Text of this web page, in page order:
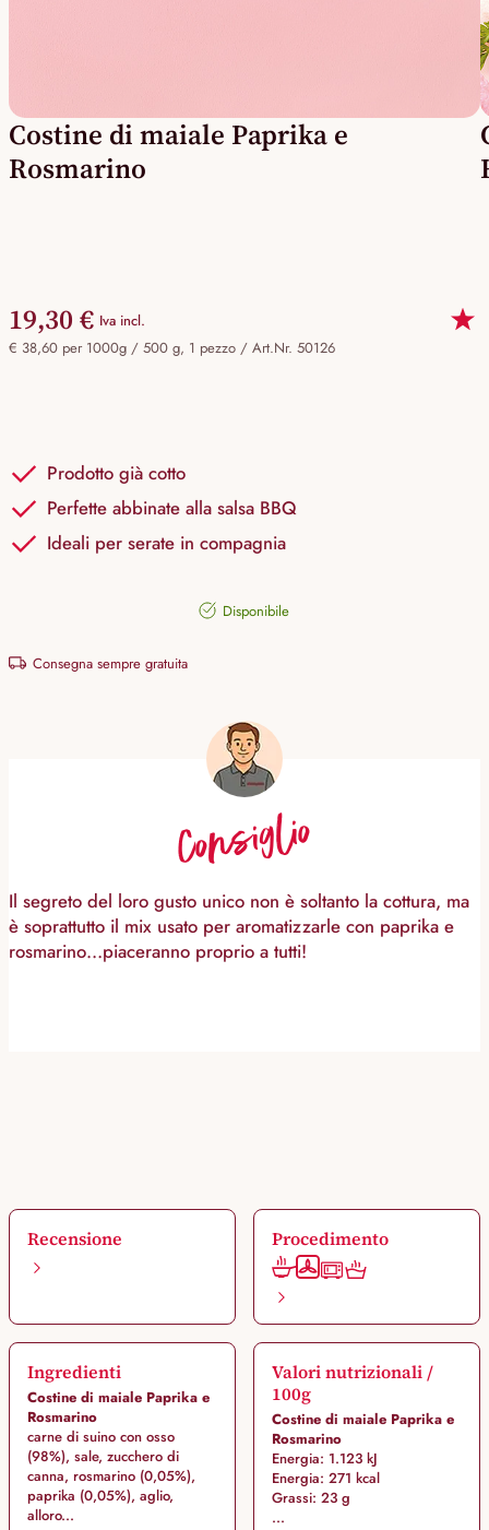
Costine di maiale Paprika e
Rosmarino
19,30 € Iva incl.
€ 38,60 per 1000g / 500 g, 1 pezzo / Art.Nr. 50126
Prodotto già cotto
Perfette abbinate alla salsa BBQ
Ideali per serate in compagnia
Disponibile
Consegna sempre gratuita
Consiglio
Il segreto del loro gusto unico non è soltanto la cottura, ma
è soprattutto il mix usato per aromatizzarle con paprika e
rosmarino…piaceranno proprio a tutti!
Recensione Procedimento
Ingredienti
Costine di maiale Paprika e
Rosmarino
carne di suino con osso
(98%), sale, zucchero di
canna, rosmarino (0,05%),
paprika (0,05%), aglio,
alloro...
Valori nutrizionali /
100g
Costine di maiale Paprika e
Rosmarino
Energia: 1.123 kJ
Energia: 271 kcal
Grassi: 23 g
...